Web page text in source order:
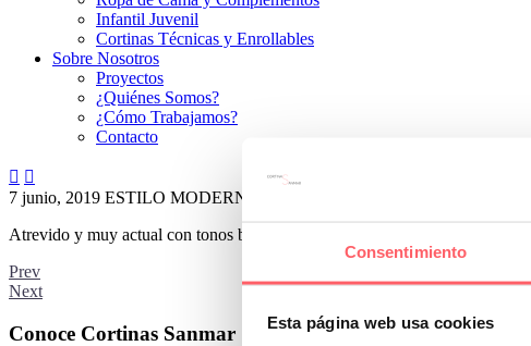
Consentimiento
Esta página web usa cookies
Infantil Juvenil
Cortinas Técnicas y Enrollables
Sobre Nosotros
Proyectos
¿Quiénes Somos?
¿Cómo Trabajamos?
Contacto
 
7 junio, 2019 ESTILO MODERNO
Atrevido y muy actual con tonos blancos y azul turquesa.
Prev
Next
Conoce Cortinas Sanmar